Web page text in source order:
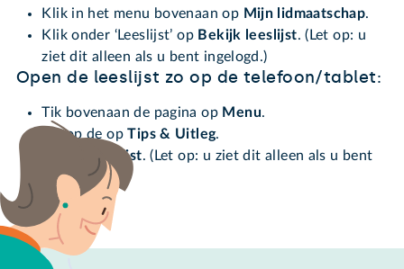
Klik in het menu bovenaan op Mijn lidmaatschap.
Klik onder ‘Leeslijst’ op Bekijk leeslijst. (Let op: u
ziet dit alleen als u bent ingelogd.)
Open de leeslijst zo op de telefoon/tablet:
Tik bovenaan de pagina op Menu.
Tik op de opTips & Uitleg.
Leeslijst. (Let op: u ziet dit alleen als u bent
ingelogd.)